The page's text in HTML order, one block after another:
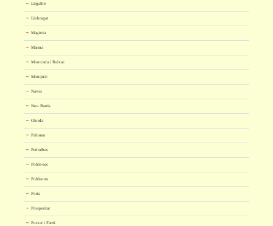
Lligalbé
Llobregat
Magòria
Marina
Montcada i Reixac
Montjuïc
Navas
Nou Barris
Olorda
Palomar
Pedralbes
Poble-sec
Poblenou
Porta
Prosperitat
Putxet i Farró